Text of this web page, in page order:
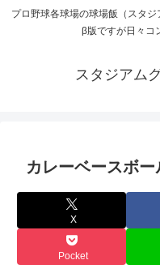
プロ野球各球場の球場飯（スタ
β版ですが日々コ
スタジアム
カレーベースボー
X
Pocket